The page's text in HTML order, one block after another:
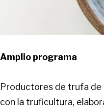
Amplio programa
Productores de trufa de
con la truficultura,